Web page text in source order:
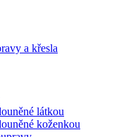
a křesla
látkou
koženkou